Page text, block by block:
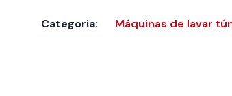
Categoria: Máquinas de lavar